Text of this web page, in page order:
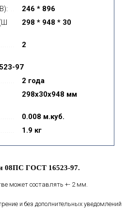
246 * 896
298 * 948 * 30
2
97
2 года
298x30x948 мм
0.008 м.куб.
1.9 кг
08ПС ГОСТ 16523-97.
может составлять +- 2 мм.
и без дополнительных уведомлений